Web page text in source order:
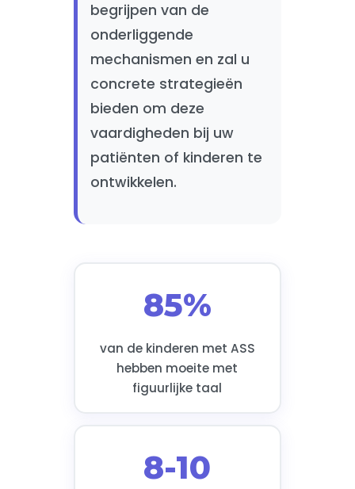
begrijpen van de
onderliggende
mechanismen en zal u
concrete strategieën
bieden om deze
vaardigheden bij uw
patiënten of kinderen te
ontwikkelen.
85%
van de kinderen met ASS
hebben moeite met
figuurlijke taal
8-10